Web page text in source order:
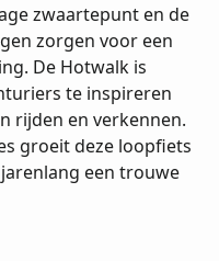
zwaartepunt en de
zorgen voor een
De Hotwalk is
te inspireren
rijden en verkennen.
groeit deze loopfiets
een trouwe